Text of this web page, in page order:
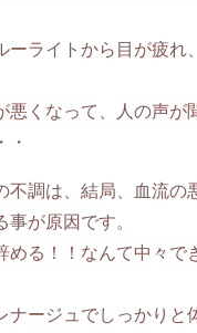
ーライトから目が疲れ
悪くなって、人の声が
・
不調は、結局、血流の
事が原因です。
める！！なんて中々で
ナージュでしっかりと